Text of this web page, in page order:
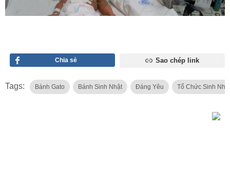
Chia sẻ Sao chép link
Tags: Bánh Gato Bánh Sinh Nhật Đáng Yêu Tổ Chức Sinh Nhật